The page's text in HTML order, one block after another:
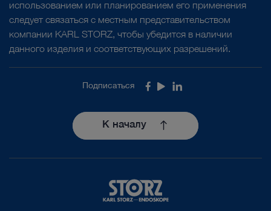
использованием или планированием его применения
следует связаться с местным представительством
компании KARL STORZ, чтобы убедится в наличии
данного изделия и соответствующих разрешений.
Подписаться Facebook
YoutubeLinkedIn
К началу